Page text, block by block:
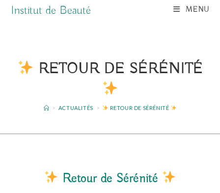
SkipInstitut de Beauté MENU
RETOUR DE SÉRÉNITÉ
> ACTUALITÉS > RETOUR DE SÉRÉNITÉ
Retour de Sérénité